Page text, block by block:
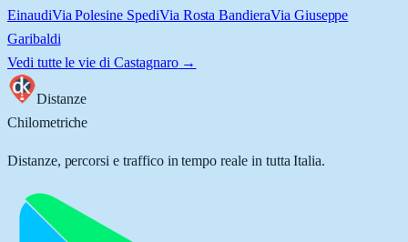
EinaudiVia Polesine SpediVia Rosta BandieraVia Giuseppe
Garibaldi
Vedi tutte le vie di Castagnaro→
Distanze
Chilometriche
Distanze, percorsi e traffico in tempo reale in tutta Italia.